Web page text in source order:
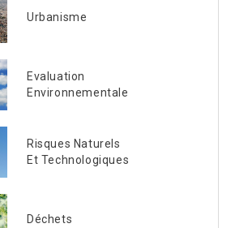
Urbanisme
Evaluation
Environnementale
Risques Naturels
Et Technologiques
Déchets